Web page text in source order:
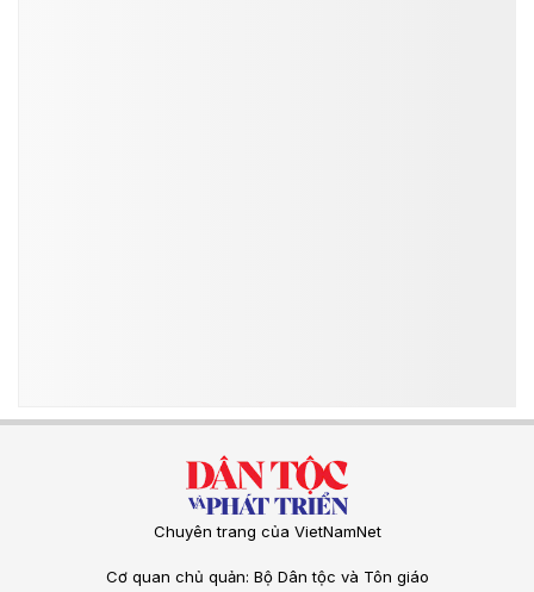
Chuyên trang của VietNamNet
Cơ quan chủ quản: Bộ Dân tộc và Tôn giáo